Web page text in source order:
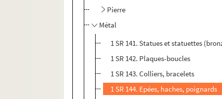
Pierre
Métal
1 SR 141. Statues et statuettes
1 SR 142. Plaques-boucles
1 SR 143. Colliers, bracelets
1 SR 144. Epées, haches, poignards